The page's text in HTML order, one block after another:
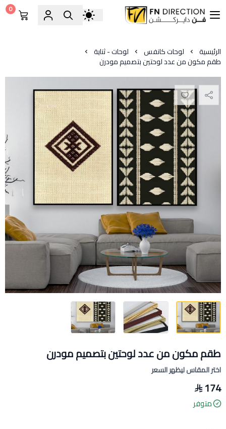
فن دايركشن
0
الرئيسية لوحات كانفس لوحات - ثناية
طقم مكون من عدد لوحتين بتصميم مودرن
طقم مكون من عدد لوحتين بتصميم مودرن
اختر المقاس ليظهر السعر
174
متوفر